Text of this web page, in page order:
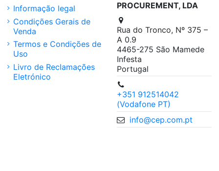
Informação legal
Condições Gerais de
Venda
Termos e Condições de
Uso
Livro de Reclamações
Eletrónico
PROCUREMENT, LDA
Rua do Tronco, Nº 375 –
A 0.9
4465-275 São Mamede
Infesta
Portugal
+351 912514042
(Vodafone PT)
info@cep.com.pt